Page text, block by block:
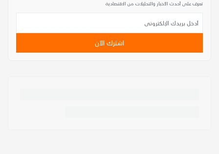
تعرف على أحدث الأخبار والتحليلات من الاقتصادية
اشترك الآن